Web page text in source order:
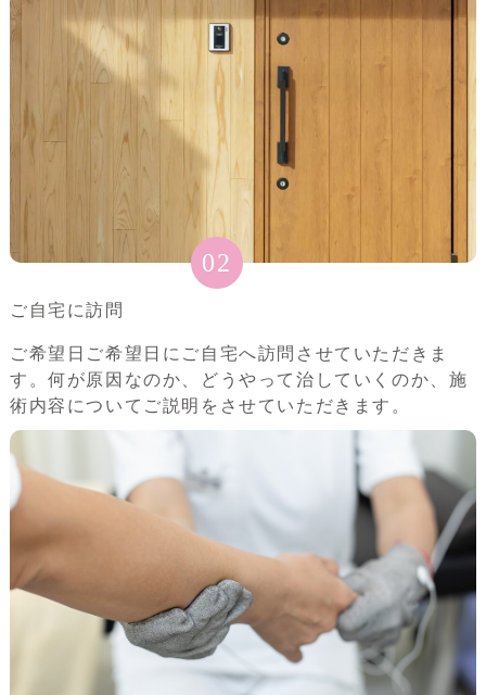
02
ご自宅に訪問
ご希望日ご希望日にご自宅へ訪問させていただきま
す。何が原因なのか、どうやって治していくのか、施
術内容についてご説明をさせていただきます。